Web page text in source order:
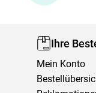
Ihre
Mein Konto